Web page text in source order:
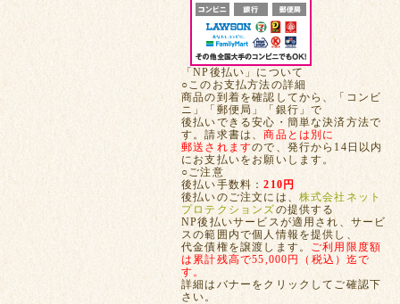
「NP後払い」について
○このお支払方法の詳細
商品の到着を確認してから、「コンビ
ニ」「郵便局」「銀行」で
後払いできる安心・簡単な決済方法で
す。請求書は、商品とは別に
郵送されますので、発行から14日以内
にお支払いをお願いします。
○ご注意
後払い手数料：210円
後払いのご注文には、 株式会社ネット
プロテクションズの提供する
NP後払いサービスが適用され、サービ
スの範囲内で個人情報を提供し、
代金債権を譲渡します。 ご利用限度額
は累計残高で55,000円（税込）迄で
す。
詳細はバナーをクリックしてご確認下
さい。